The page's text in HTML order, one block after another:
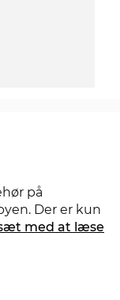
på
Der er kun
et par
outfit, så
i vores
med at læse